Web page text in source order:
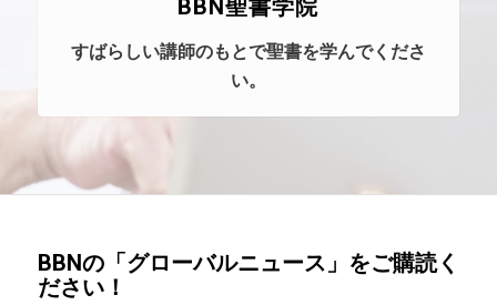
BBN聖書学院
すばらしい講師のもとで聖書を学んでくださ
い。
BBNの「グローバルニュース」をご購読く
ださい！